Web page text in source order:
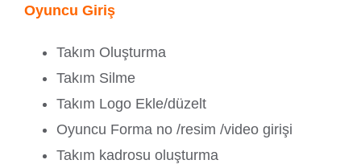
Oyuncu Giriş
Takım Oluşturma
Takım Silme
Takım Logo Ekle/düzelt
Oyuncu Forma no /resim /video girişi
Takım kadrosu oluşturma